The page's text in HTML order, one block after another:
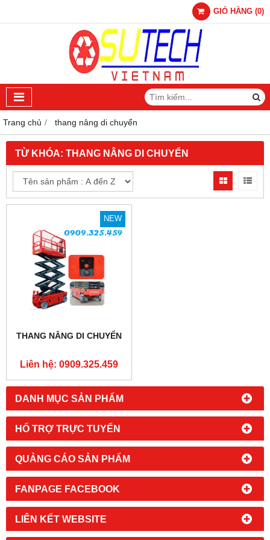
GIỎ HÀNG (0)
Trang chủ thang nâng di chuyển
DANH MỤC SẢN PHẨM
HỔ TRỢ TRỰC TUYẾN
QUẢNG CÁO SẢN PHẨM
FANPAGE FACEBOOK
LIÊN KẾT WEBSITE
TỪ KHÓA: THANG NÂNG DI CHUYỂN
NEW
THANG NÂNG DI CHUYỂN
Liên hệ: 0909.325.459